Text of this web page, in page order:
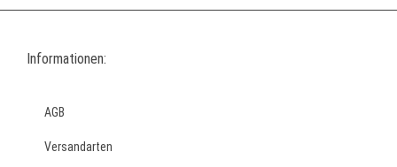
Informationen:
AGB
Versandarten